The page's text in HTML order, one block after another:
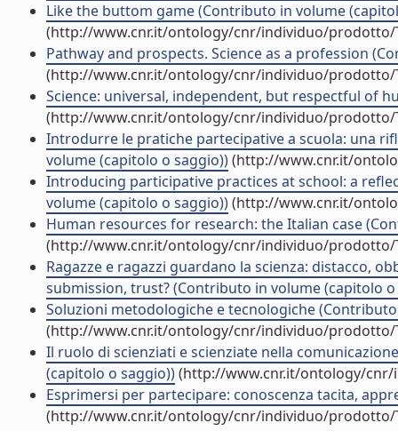
Like the buttom game (Contributo in volume
(http://www.cnr.it/ontology/cnr/individuo/prodotto/
Pathway and prospects. Science as a profession
(http://www.cnr.it/ontology/cnr/individuo/prodotto/
Science: universal, independent, but respectful of
(http://www.cnr.it/ontology/cnr/individuo/prodotto/
Introdurre le pratiche partecipative a scuola: una
volume (capitolo o saggio))(http://www.cnr.it/
Introducing participative practices at school: a
volume (capitolo o saggio))(http://www.cnr.it/
Human resources for research: the Italian case
(http://www.cnr.it/ontology/cnr/individuo/prodotto/
Ragazze e ragazzi guardano la scienza: distacco,
submission, trust? (Contributo in volume (capitolo
Soluzioni metodologiche e tecnologiche
(http://www.cnr.it/ontology/cnr/individuo/prodotto/
Il ruolo di scienziati e scienziate nella
(capitolo o saggio))(http://www.cnr.it/ontology/
Esprimersi per partecipare: conoscenza tacita,
(http://www.cnr.it/ontology/cnr/individuo/prodotto/